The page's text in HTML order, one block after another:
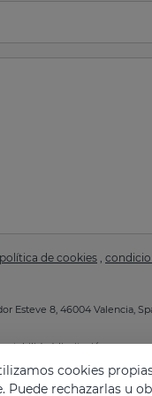
política de cookies ,
Esteve 8, 46004 Valencia,
limitación.
de Privacidad.
cookies
Puede rechazarlas u